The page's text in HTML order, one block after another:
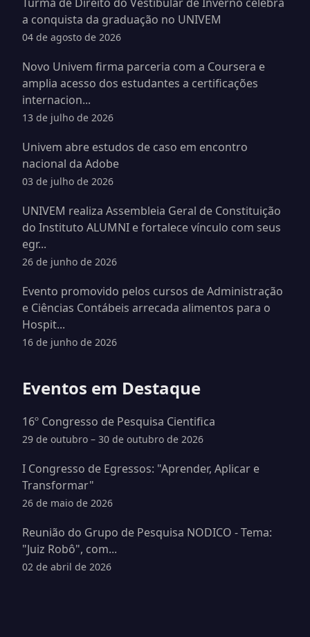
a conquista da graduação no UNIVEM
04 de agosto de 2026
Novo Univem firma parceria com a Coursera e
amplia acesso dos estudantes a certificações
internacion...
13 de julho de 2026
Univem abre estudos de caso em encontro
nacional da Adobe
03 de julho de 2026
UNIVEM realiza Assembleia Geral de Constituição
do Instituto ALUMNI e fortalece vínculo com seus
egr...
26 de junho de 2026
Evento promovido pelos cursos de Administração
e Ciências Contábeis arrecada alimentos para o
Hospit...
16 de junho de 2026
Eventos em Destaque
16º Congresso de Pesquisa Cientifica
29 de outubro – 30 de outubro de 2026
I Congresso de Egressos: "Aprender, Aplicar e
Transformar"
26 de maio de 2026
Reunião do Grupo de Pesquisa NODICO - Tema:
"Juiz Robô", com...
02 de abril de 2026